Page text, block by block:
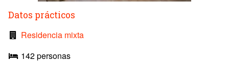
Datos prácticos
Residencia mixta
142 personas